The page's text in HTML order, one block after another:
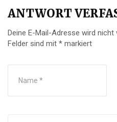
ANTWORT
Deine E-Mail-Adresse wird
Felder sind mit * markiert